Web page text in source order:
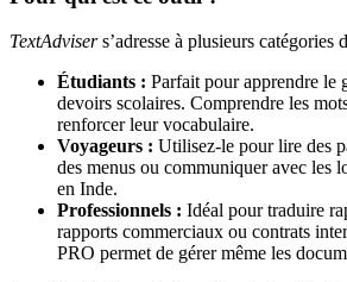
TextAdvisers’adresse à plusieurs catégories
Étudiants : Parfait pour apprendre le
devoirs scolaires. Comprendre les
renforcer leur vocabulaire.
Voyageurs : Utilisez-le pour lire des
des menus ou communiquer avec les
en Inde.
Professionnels : Idéal pour traduire
rapports commerciaux ou contrats
PRO permet de gérer même les